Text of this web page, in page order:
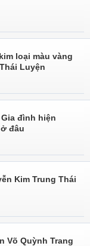
loại màu vàng
Luyện
đình hiện
đâu
Kim Trung Thái
Võ Quỳnh Trang